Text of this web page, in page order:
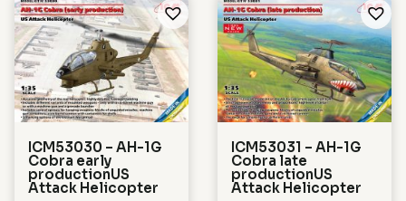
ICM53030 – AH-1G
Cobra early
productionUS
Attack Helicopter
ICM53031 – AH-1G
Cobra late
productionUS
Attack Helicopter